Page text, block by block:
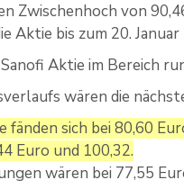
Zwischenhoch von
Aktie bis zum 20.
Aktie im Bereich
wären die
fänden sich bei 80,60
Euro und 100,32.
wären bei 77,55